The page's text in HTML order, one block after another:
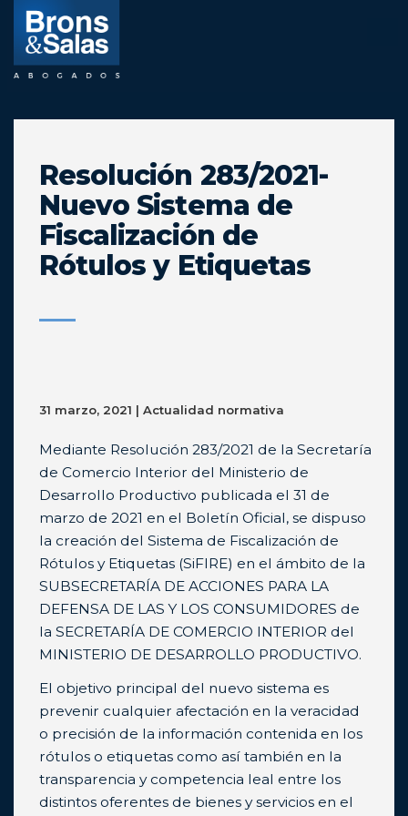
Saltar
contenido
Resolución 283/2021-
Nuevo Sistema de
Fiscalización de
Rótulos y Etiquetas
31 marzo, 2021 | Actualidad normativa
Mediante Resolución 283/2021 de la Secretaría
de Comercio Interior del Ministerio de
Desarrollo Productivo publicada el 31 de
marzo de 2021 en el Boletín Oficial, se dispuso
la creación del Sistema de Fiscalización de
Rótulos y Etiquetas (SiFIRE) en el ámbito de la
SUBSECRETARÍA DE ACCIONES PARA LA
DEFENSA DE LAS Y LOS CONSUMIDORES de
la SECRETARÍA DE COMERCIO INTERIOR del
MINISTERIO DE DESARROLLO PRODUCTIVO.
El objetivo principal del nuevo sistema es
prevenir cualquier afectación en la veracidad
o precisión de la información contenida en los
rótulos o etiquetas como así también en la
transparencia y competencia leal entre los
distintos oferentes de bienes y servicios en el